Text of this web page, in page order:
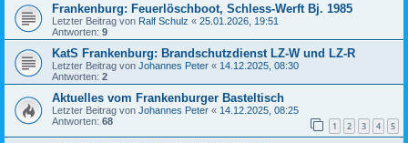
Frankenburg: Feuerlöschboot, Schless-Werft Bj. 1985
Letzter Beitrag von Ralf Schulz « 25.01.2026, 19:51
Antworten: 9
KatS Frankenburg: Brandschutzdienst LZ-W und LZ-R
Letzter Beitrag von Johannes Peter « 14.12.2025, 08:30
Antworten: 2
Aktuelles vom Frankenburger Basteltisch
Letzter Beitrag von Johannes Peter « 14.12.2025, 08:25
Antworten: 68 1 2 3 4 5